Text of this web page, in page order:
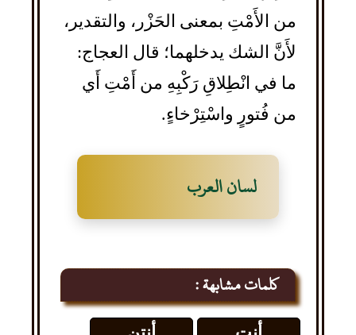
من الأَمْتِ بمعنى الحَزْر، والتقدير،
لأَنَّ الشك يدخلهما؛ قال العجاج:
ما في انْطِلاقِ رَكْبِهِ من أَمْتِ أَي
من فُتورٍ واسْتِرْخاءٍ.
لسان العرب
كلمات مشابهة :